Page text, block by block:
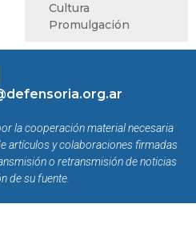
Cultura
Promulgación
la cooperación material necesaria
artículos y colaboraciones firmadas
o retransmisión de noticias
de su fuente.